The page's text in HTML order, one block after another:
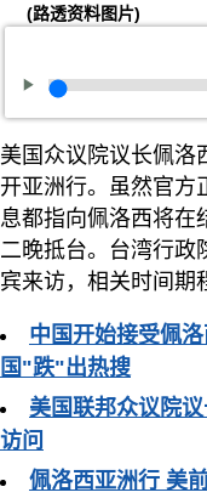
(路透资料图片)
美国众议院议长佩洛
开亚洲行。虽然官方
息都指向佩洛西将在
二晚抵台。台湾行政
宾来访，相关时间期
中国开始接受佩
国"跌"出热搜
美国联邦众议院
访问
佩洛西亚洲行 美